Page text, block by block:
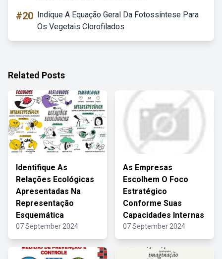
#20 Indique A Equação Geral Da Fotossíntese Para
Os Vegetais Clorofilados
Related Posts
Identifique As
Relações Ecológicas
Apresentadas Na
Representação
Esquemática
07 September 2024
As Empresas
Escolhem O Foco
Estratégico
Conforme Suas
Capacidades Internas
07 September 2024